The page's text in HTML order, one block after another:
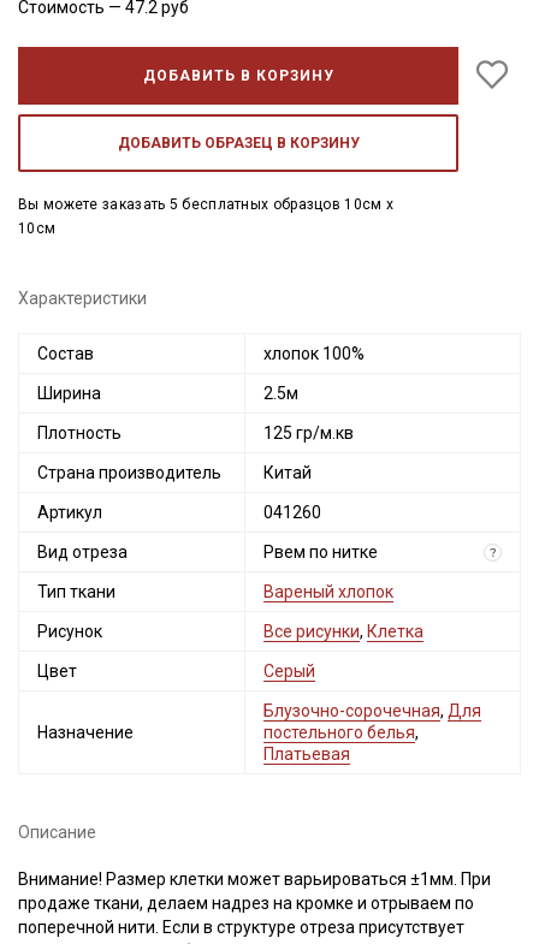
Стоимость — 47.2 руб
ДОБАВИТЬ В КОРЗИНУ
ДОБАВИТЬ ОБРАЗЕЦ В КОРЗИНУ
Вы можете заказать 5 бесплатных образцов 10см x
10см
Характеристики
Состав хлопок 100%
Ширина 2.5м
Плотность 125 гр/м.кв
Страна производитель Китай
Артикул 041260
Вид отреза Рвем по нитке ?
Тип ткани Вареный хлопок
Рисунок Все рисунки, Клетка
Цвет Серый
Назначение
Блузочно-сорочечная, Для
постельного белья,
Платьевая
Описание
Внимание! Размер клетки может варьироваться ±1мм. При
продаже ткани, делаем надрез на кромке и отрываем по
поперечной нити. Если в структуре отреза присутствует